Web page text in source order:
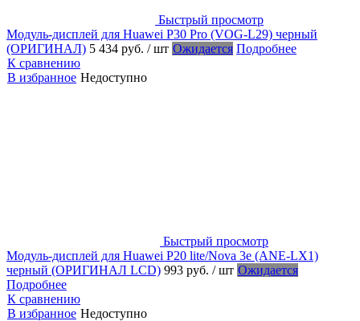
Быстрый просмотр
Модуль-дисплей для Huawei P30 Pro (VOG-L29) черный
(ОРИГИНАЛ) 5 434 руб. / шт Ожидается Подробнее
К сравнению
В избранное Недоступно
Быстрый просмотр
Модуль-дисплей для Huawei P20 lite/Nova 3e (ANE-LX1)
черный (ОРИГИНАЛ LCD) 993 руб. / шт Ожидается
Подробнее
К сравнению
В избранное Недоступно